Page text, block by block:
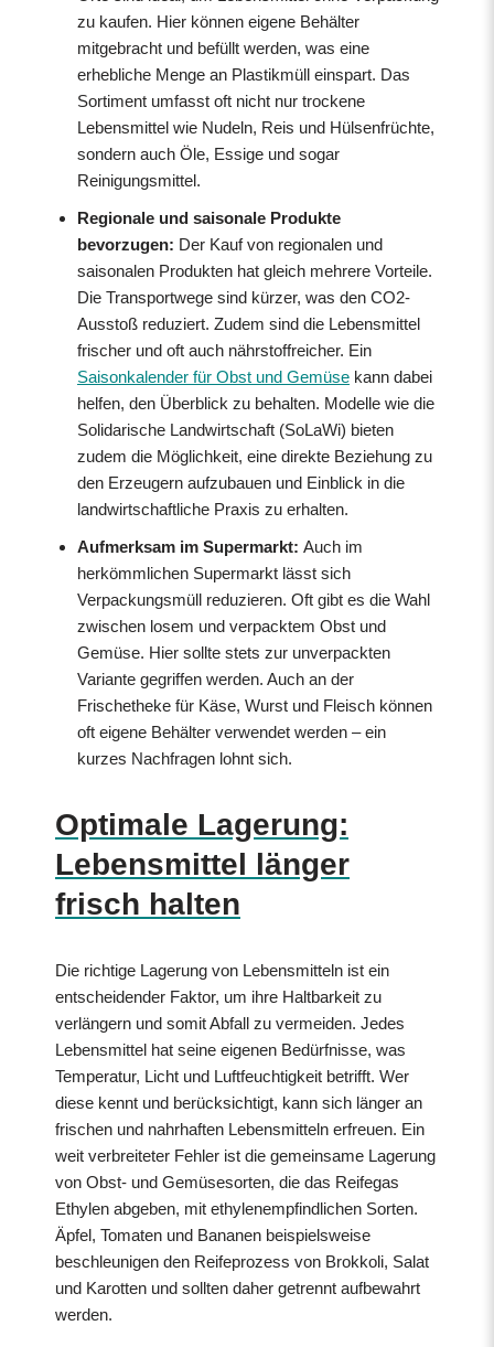
zu kaufen. Hier können eigene Behälter
mitgebracht und befüllt werden, was eine
erhebliche Menge an Plastikmüll einspart. Das
Sortiment umfasst oft nicht nur trockene
Lebensmittel wie Nudeln, Reis und Hülsenfrüchte,
sondern auch Öle, Essige und sogar
Reinigungsmittel.
Regionale und saisonale Produkte
bevorzugen: Der Kauf von regionalen und
saisonalen Produkten hat gleich mehrere Vorteile.
Die Transportwege sind kürzer, was den CO2-
Ausstoß reduziert. Zudem sind die Lebensmittel
frischer und oft auch nährstoffreicher. Ein
Saisonkalender für Obst und Gemüse kann dabei
helfen, den Überblick zu behalten. Modelle wie die
Solidarische Landwirtschaft (SoLaWi) bieten
zudem die Möglichkeit, eine direkte Beziehung zu
den Erzeugern aufzubauen und Einblick in die
landwirtschaftliche Praxis zu erhalten.
Aufmerksam im Supermarkt: Auch im
herkömmlichen Supermarkt lässt sich
Verpackungsmüll reduzieren. Oft gibt es die Wahl
zwischen losem und verpacktem Obst und
Gemüse. Hier sollte stets zur unverpackten
Variante gegriffen werden. Auch an der
Frischetheke für Käse, Wurst und Fleisch können
oft eigene Behälter verwendet werden – ein
kurzes Nachfragen lohnt sich.
Optimale Lagerung:
Lebensmittel länger
frisch halten
Die richtige Lagerung von Lebensmitteln ist ein
entscheidender Faktor, um ihre Haltbarkeit zu
verlängern und somit Abfall zu vermeiden. Jedes
Lebensmittel hat seine eigenen Bedürfnisse, was
Temperatur, Licht und Luftfeuchtigkeit betrifft. Wer
diese kennt und berücksichtigt, kann sich länger an
frischen und nahrhaften Lebensmitteln erfreuen. Ein
weit verbreiteter Fehler ist die gemeinsame Lagerung
von Obst- und Gemüsesorten, die das Reifegas
Ethylen abgeben, mit ethylenempfindlichen Sorten.
Äpfel, Tomaten und Bananen beispielsweise
beschleunigen den Reifeprozess von Brokkoli, Salat
und Karotten und sollten daher getrennt aufbewahrt
werden.